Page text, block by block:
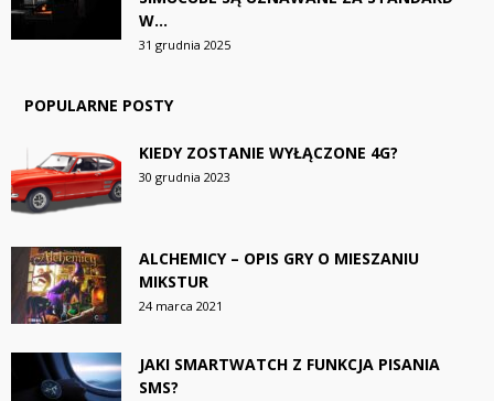
W...
31 grudnia 2025
POPULARNE POSTY
KIEDY ZOSTANIE WYŁĄCZONE 4G?
30 grudnia 2023
ALCHEMICY – OPIS GRY O MIESZANIU
MIKSTUR
24 marca 2021
JAKI SMARTWATCH Z FUNKCJA PISANIA
SMS?